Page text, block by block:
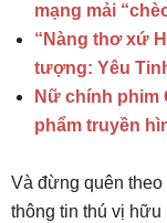
mạng mải
“Nàng thơ xứ
tượng: Yêu
Nữ chính phim
phẩm truyền
Và đừng quên
thông tin thú vị hữu